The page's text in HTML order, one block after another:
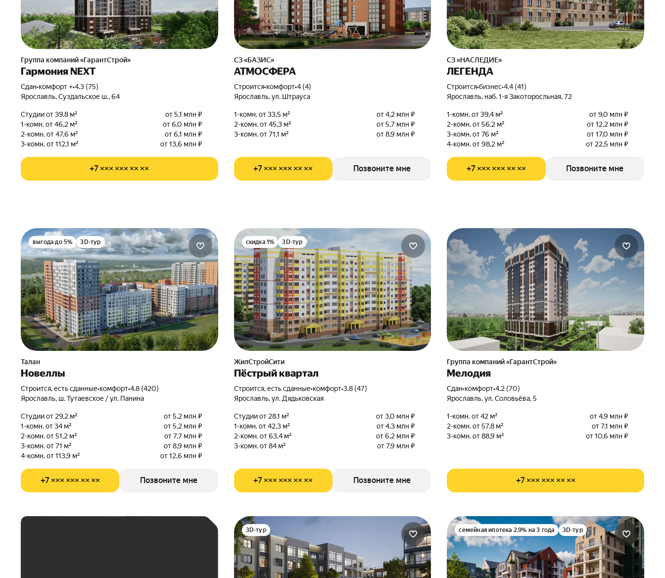
Группа компаний «ГарантСтрой»
Гармония NEXT
Сдан•комфорт +•4.3 (75)
Ярославль, Суздальское ш., 64
Студии от 39,8 м²
от 5,1 млн ₽
1-комн. от 46,2 м²
от 6,0 млн ₽
2-комн. от 47,6 м²
от 6,1 млн ₽
3-комн. от 112,1 м²
от 13,6 млн ₽
+7 ××× ××× ×× ××
СЗ «БАЗИС»
АТМОСФЕРА
Строится•комфорт•4 (4)
Ярославль, ул. Штрауса
1-комн. от 33,5 м²
от 4,2 млн ₽
2-комн. от 45,3 м²
от 5,7 млн ₽
3-комн. от 71,1 м²
от 8,9 млн ₽
+7 ××× ××× ×× ×× Позвоните мне
СЗ «НАСЛЕДИЕ»
ЛЕГЕНДА
Строится•бизнес•4.4 (41)
Ярославль, наб. 1-я Закоторосльная, 72
1-комн. от 39,4 м²
от 9,0 млн ₽
2-комн. от 56,2 м²
от 12,2 млн ₽
3-комн. от 76 м²
от 17,0 млн ₽
4-комн. от 98,2 м²
от 22,5 млн ₽
+7 ××× ××× ×× ×× Позвоните мне
выгода до 5% 3D-тур
Талан
Новеллы
Строится, есть сданные•комфорт•4.8 (420)
Ярославль, ш. Тутаевское / ул. Панина
Студии от 29,2 м²
от 5,2 млн ₽
1-комн. от 34 м²
от 5,2 млн ₽
2-комн. от 51,2 м²
от 7,7 млн ₽
3-комн. от 71 м²
от 8,9 млн ₽
4-комн. от 113,9 м²
от 12,6 млн ₽
+7 ××× ××× ×× ×× Позвоните мне
скидка 1% 3D-тур
ЖилСтройСити
Пёстрый квартал
Строится, есть сданные•комфорт•3.8 (47)
Ярославль, ул. Дядьковская
Студии от 28,1 м²
от 3,0 млн ₽
1-комн. от 42,3 м²
от 4,3 млн ₽
2-комн. от 63,4 м²
от 6,2 млн ₽
3-комн. от 84 м²
от 7,9 млн ₽
+7 ××× ××× ×× ×× Позвоните мне
Группа компаний «ГарантСтрой»
Мелодия
Сдан•комфорт•4.2 (70)
Ярославль, ул. Соловьёва, 5
1-комн. от 42 м²
от 4,9 млн ₽
2-комн. от 57,8 м²
от 7,1 млн ₽
3-комн. от 88,9 м²
от 10,6 млн ₽
+7 ××× ××× ×× ××
3D-тур семейная ипотека 2.9% на 3 года 3D-тур